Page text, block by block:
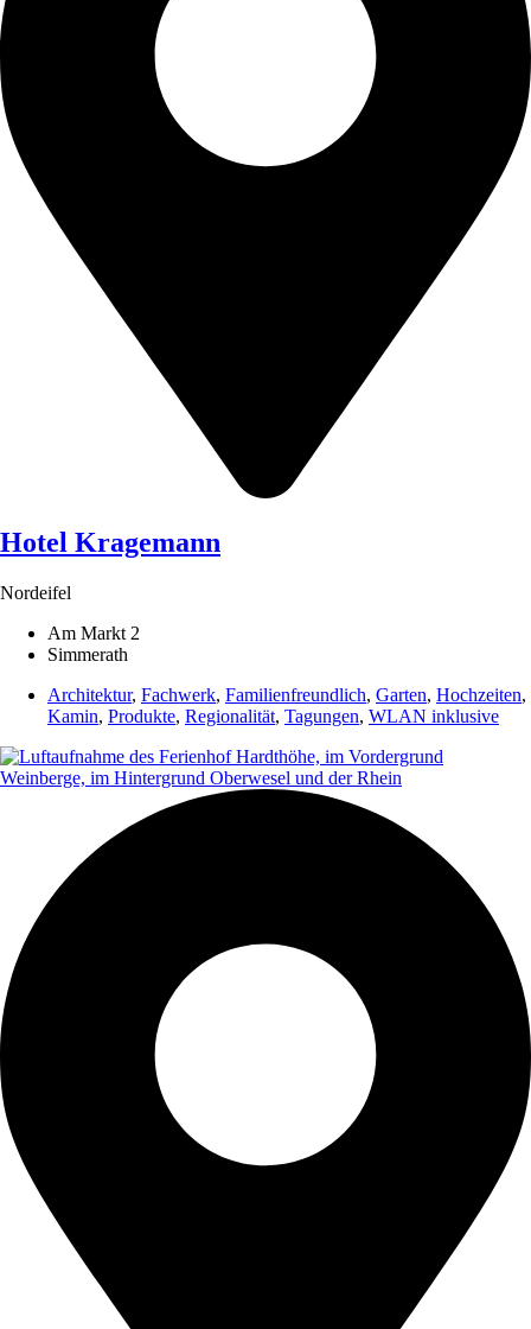
Hotel Kragemann
Nordeifel
Am Markt 2
Simmerath
Architektur, Fachwerk, Familienfreundlich, Garten, Hochzeiten,
Kamin, Produkte, Regionalität, Tagungen, WLAN inklusive